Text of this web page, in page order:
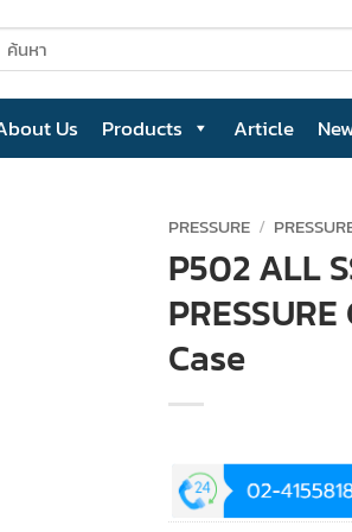
Search
for:
Us Products Article
PRESSURE /
P502 ALL
Case